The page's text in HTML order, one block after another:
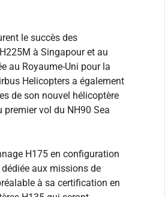
le succès des
à Singapour et au
au Royaume-Uni pour la
Helicopters a également
de son nouvel hélicoptère
premier vol du NH90 Sea
H175 en configuration
aux missions de
à sa certification en